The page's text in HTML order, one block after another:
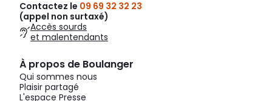
Contactez le 09 69 32 32 23
(appel non surtaxé)
Accès sourds
et malentendants
À propos de Boulanger
Qui sommes nous
Plaisir partagé
L'espace Presse